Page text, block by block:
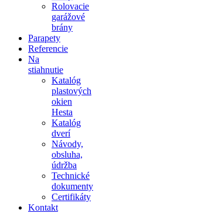
Rolovacie
garážové
brány
Parapety
Referencie
Na
stiahnutie
Katalóg
plastových
okien
Hesta
Katalóg
dverí
Návody,
obsluha,
údržba
Technické
dokumenty
Certifikáty
Kontakt